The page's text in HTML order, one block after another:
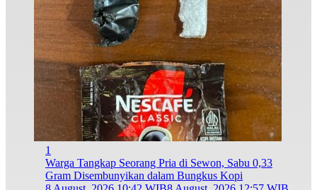
1
Warga Tangkap Seorang Pria di Sewon, Sabu 0,33
Gram Disembunyikan dalam Bungkus Kopi